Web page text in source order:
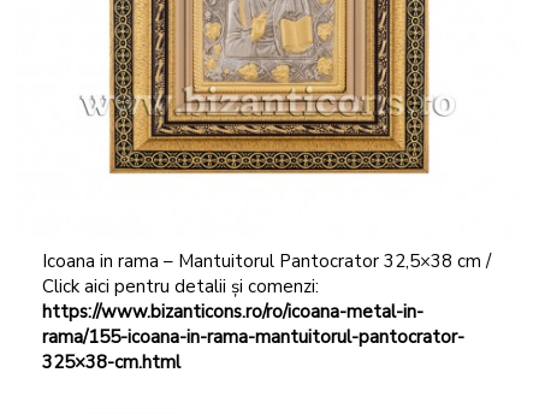
Icoana in rama – Mantuitorul Pantocrator 32,5×38 cm /
Click aici pentru detalii și comenzi:
https://www.bizanticons.ro/ro/icoana-metal-in-
rama/155-icoana-in-rama-mantuitorul-pantocrator-
325×38-cm.html